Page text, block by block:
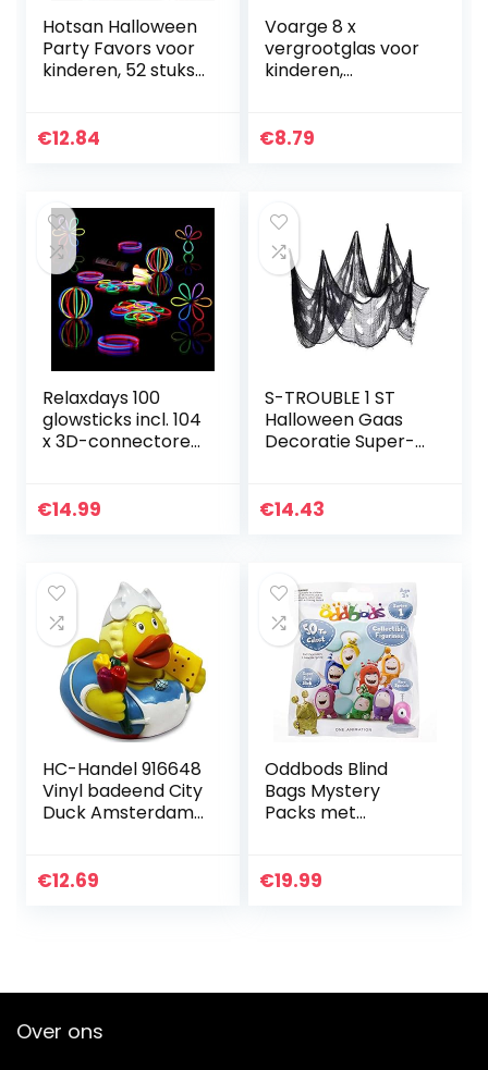
Hotsan Halloween
Party Favors voor
kinderen, 52 stuks
kinderen, 3
€12.84
Voarge 8 x
vergrootglas voor
kinderen,
kinderverjaardag,
€8.79
Relaxdays 100
glowsticks incl. 104
x 3D-connectoren,
glow stick,
€14.99
S-TROUBLE 1 ST
Halloween Gaas
Decoratie Super-
Feestbenodigdhed
€14.43
HC-Handel 916648
Vinyl badeend City
Duck Amsterdam
€12.69
Oddbods Blind
Bags Mystery
Packs met
verrassingsminifigu
€19.99
Over ons